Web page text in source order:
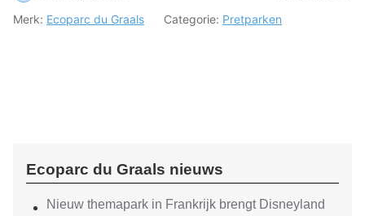
Merk: Ecoparc du Graals Categorie: Pretparken
Ecoparc du Graals nieuws
Nieuw themapark in Frankrijk brengt Disneyland